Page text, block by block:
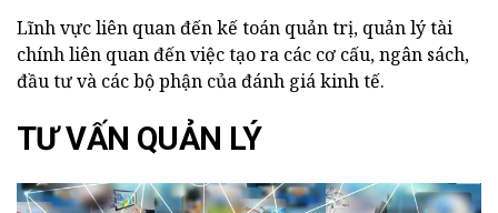
Lĩnh vực liên quan đến kế toán quản trị, quản lý tài
chính liên quan đến việc tạo ra các cơ cấu, ngân sách,
đầu tư và các bộ phận của đánh giá kinh tế.
TƯ VẤN QUẢN LÝ